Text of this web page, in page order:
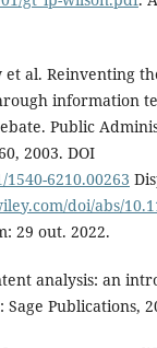
et al. Reinventing
information
Public
2003. DOI
6210.00263
doi/abs/
29 out. 2022.
analysis: an
Publications,